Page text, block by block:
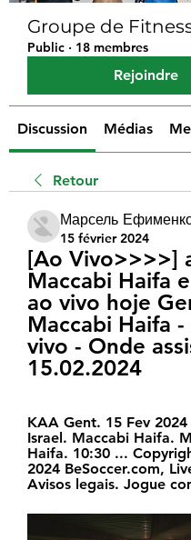
Groupe de
Public · 18 membres
Rejoindre
Discussion Médias
Retour
Марсель
15 février 2024
[Ao Vivo>>>>]
Maccabi Haifa
ao vivo hoje
Maccabi Haifa -
vivo - Onde
15.02.2024
KAA Gent. 15 Fev 2024
Israel. Maccabi Haifa.
Haifa. 10:30 ...
2024 BeSoccer.com,
Avisos legais. Jogue